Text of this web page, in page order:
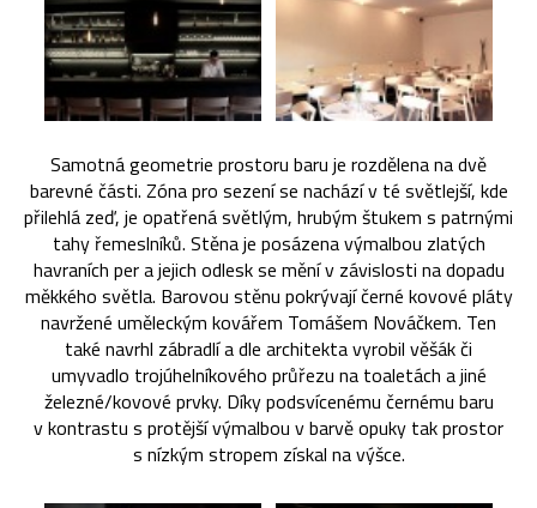
Samotná geometrie prostoru baru je rozdělena na dvě
barevné části. Zóna pro sezení se nachází v té světlejší, kde
přilehlá zeď, je opatřená světlým, hrubým štukem s patrnými
tahy řemeslníků. Stěna je posázena výmalbou zlatých
havraních per a jejich odlesk se mění v závislosti na dopadu
měkkého světla. Barovou stěnu pokrývají černé kovové pláty
navržené uměleckým kovářem Tomášem Nováčkem. Ten
také navrhl zábradlí a dle architekta vyrobil věšák či
umyvadlo trojúhelníkového průřezu na toaletách a jiné
železné/kovové prvky. Díky podsvícenému černému baru
v kontrastu s protější výmalbou v barvě opuky tak prostor
s nízkým stropem získal na výšce.